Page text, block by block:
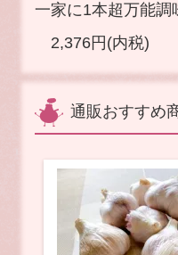
一家に1本超万能調
2,376円(内税)
通販おすすめ